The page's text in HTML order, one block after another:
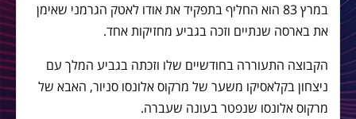
‎במרץ 83 הוא החליף בתפקיד את אודו לאטק הגרמני שאימן
את בארסה שנתיים וזכה בגביע מחזיקות אחד.
‎הקבוצה התעוררה בחודשיים שלו וזכתה בגביע המלך עם
ניצחון בקלאסיקו משער של מרקוס אלונסו סניור, האבא של
מרקוס אלונסו שנפטר בעונה שעברה.